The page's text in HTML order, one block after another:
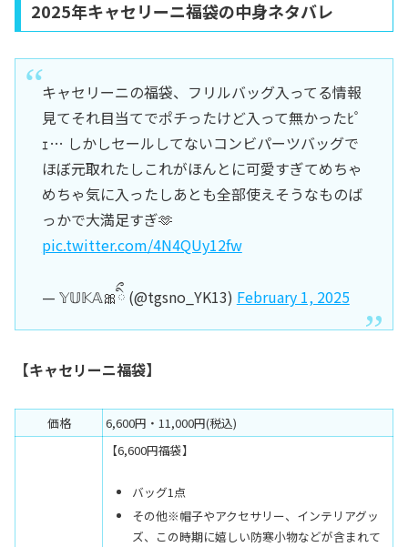
2025年キャセリーニ福袋の中身ネタバレ
キャセリーニの福袋、フリルバッグ入ってる情報
見てそれ目当てでポチったけど入って無かったﾋﾟ
ｪ… しかしセールしてないコンビパーツバッグで
ほぼ元取れたしこれがほんとに可愛すぎてめちゃ
めちゃ気に入ったしあとも全部使えそうなものば
っかで大満足すぎ🫶
pic.twitter.com/4N4QUy12fw
— 𝕐𝕌𝕂𝔸🎀ིྀ (@tgsno_YK13) February 1, 2025
【キャセリーニ福袋】
価格 6,600円・11,000円(税込)
【6,600円福袋】
バッグ1点
その他※帽子やアクセサリー、インテリアグッ
ズ、この時期に嬉しい防寒小物などが含まれて